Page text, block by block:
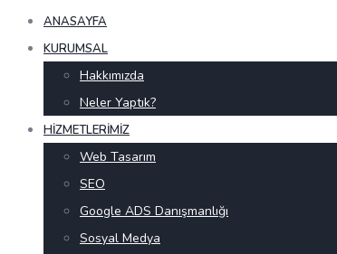
ANASAYFA
KURUMSAL
Hakkımızda
Neler Yaptık?
HIZMETLERIMIZ
Web Tasarım
SEO
Google ADS Danışmanlığı
Sosyal Medya